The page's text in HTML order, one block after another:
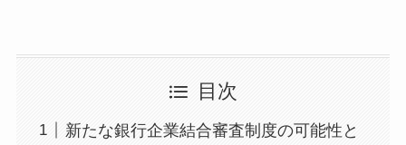
目次
新たな銀行企業結合審査制度の可能性と